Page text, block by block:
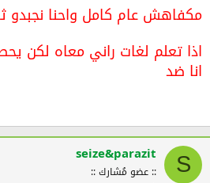
مكفاهش عام كامل واحنا نجبدو
اذا تعلم لغات راني معاه لكن
انا ضد
S
seize&parazit
:: عضو مُشارك ::